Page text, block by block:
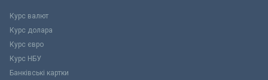
Курс валют
Курс долара
Курс євро
Курс НБУ
Банківські картки